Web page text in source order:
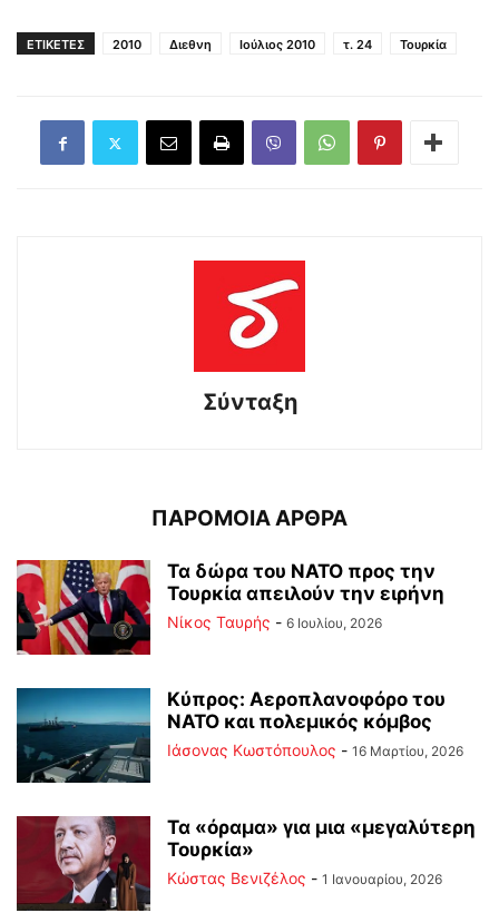
ΕΤΙΚΕΤΕΣ 2010 Διεθνη Ιούλιος 2010 τ. 24 Τουρκία
Σύνταξη
ΠΑΡΟΜΟΙΑ ΑΡΘΡΑ
Τα δώρα του ΝΑΤΟ προς την
Τουρκία απειλούν την ειρήνη
Νίκος Ταυρής - 6 Ιουλίου, 2026
Κύπρος: Αεροπλανοφόρο του
ΝΑΤΟ και πολεμικός κόμβος
Ιάσονας Κωστόπουλος - 16 Μαρτίου, 2026
Τα «όραμα» για μια «μεγαλύτερη
Τουρκία»
Κώστας Βενιζέλος - 1 Ιανουαρίου, 2026